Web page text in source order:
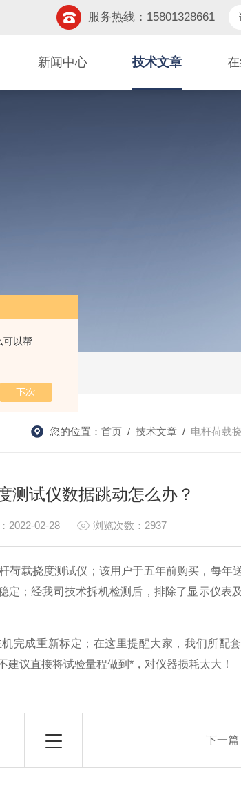
可以帮
服务热线：15801328661
新闻中心 技术文章
您的位置： 首页 / 技术文章 / 电杆荷载
测试仪数据跳动怎么办？
2022-02-28 浏览次数：2937
荷载挠度测试仪；该用户于五年前购买，每年
定；经我司技术拆机检测后，排除了显示仪表
完成重新标定；在这里提醒大家，我们所配
议直接将试验量程做到*，对仪器损耗太大！
下一篇